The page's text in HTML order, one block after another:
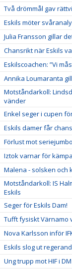
Två drömmål gav
Eskils möter
Julia Fransson gillar
Chansrikt när Eskils
Eskilscoachen: ”Vi
Annika Loumaranta
Motståndarkoll:
vänder
Enkel seger i cupen
Eskils damer får
Förlust mot
Iztok varnar för
Malena - solsken och
Motståndarkoll: IS
Eskils
Seger för Eskils Dam!
Tufft fysiskt Värnamo
Nova Karlsson inför
Eskils slog ut
Ung trupp mot HIF i DM